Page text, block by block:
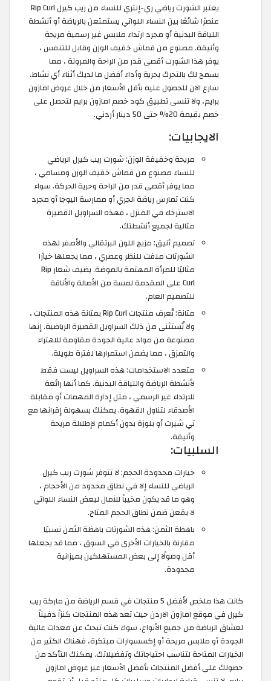
يعتبر الشورت رياضي ري-إنتري للنساء من ريب كيرل Rip Curl
عنصرًا شائعًا بين النساء اللواتي يستمتعن بالرياضة أو أنشطة
اللياقة البدنية أو مجرد ارتداء ملابس غير رسمية مريحة
وأنيقة. مصنوع من قماش خفيف الوزن وقابل للتنفس ،
يوفر هذا الشورت أقصى قدر من الراحة والمرونة ، مما
يسمح لك بالتحرك بحرية وأداء أفضل ما لديك أثناء أي نشاط.
سارع الان للحصول عليه بأقل الأسعار من خلال عروض امازون
برايم، ولا تنسى تطبيق كود خصم امازون برايم لتحصل على
خصم بقيمة 20% حتى 50 دينار أردني.
الايجابيات:
مريحة وخفيفة الوزن: شورت ريب كيرل الرياضي
للنساء مصنوع من قماش خفيف الوزن ومسامي ،
مما يوفر أقصى قدر من الراحة وحرية الحركة. سواء
كنت تمارس رياضة الجري أو ممارسة اليوجا أو مجرد
الاسترخاء في المنزل ، فهذه السراويل القصيرة
مثالية لجميع أنشطتك.
تصميم أنيق: مزيج اللون البرتقالي والأصفر لهذه
الشورتات ملفت للنظر وعصري ، مما يجعلها خيارًا
مثاليًا للمرأة المهتمة بالموضة. يضيف شعار Rip
Curl على المقدمة لمسة من الأصالة والأناقة
للتصميم العام.
متانة: تُعرف منتجات Rip Curl بمتانة هذه المنتجات ،
ولا تُستثنى من ذلك السراويل القصيرة الرياضية. إنها
مصنوعة من مواد عالية الجودة مقاومة للاهتراء
والتمزق ، مما يضمن استمرارها لفترة طويلة.
متعدد الاستخدامات: هذه السراويل ليست فقط
لأنشطة الرياضة واللياقة البدنية. كما أنها رائعة
للارتداء غير الرسمي ، مثل إدارة المهمات أو مقابلة
الأصدقاء لتناول القهوة. يمكنك بسهولة إقرانها مع
تي شيرت أو بلوزة بدون أكمام لإطلالة مريحة
وأنيقة.
السلبيات:
خيارات محدودة الحجم: لا تتوفر شورت ريب كيرل
الرياضي للنساء إلا في نطاق محدود من الأحجام ،
وهو ما قد يكون مخيباً للآمال لبعض النساء اللواتي
لا يقعن ضمن نطاق الحجم المتاح.
باهظة الثمن: هذه الشورتات باهظة الثمن نسبيًا
مقارنة بالخيارات الأخرى في السوق ، مما قد يجعلها
أقل وصولًا إلى بعض المستهلكين بميزانية
محدودة.
كانت هذا ملخص لأفضل 5 منتجات في قسم الرياضة من ماركة ريب
كيرل في موقع امازون الاردن حيث تعد هذه المنتجات كنزاً دفيناً
لعشاق الرياضة من جميع الأنواع، سواء كنت تبحث عن معدات عالية
الجودة أو ملابس مريحة أو إكسسوارات مبتكرة، فهناك الكثير من
الخيارات المتاحة لتناسب احتياجاتك وتفضيلاتك. يمكنك التأكد من
حصولك على أفضل المنتجات بأفضل الأسعار عبر عروض امازون